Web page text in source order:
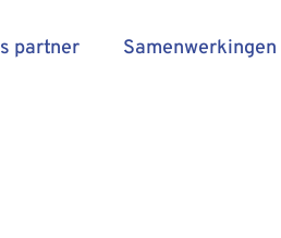
partner Samenwerkingen